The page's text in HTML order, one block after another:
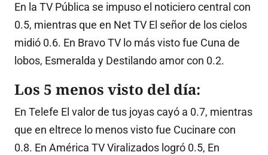
En la TV Pública se impuso el noticiero central con
0.5, mientras que en Net TV El señor de los cielos
midió 0.6. En Bravo TV lo más visto fue Cuna de
lobos, Esmeralda y Destilando amor con 0.2.
Los 5 menos visto del día:
En Telefe El valor de tus joyas cayó a 0.7, mientras
que en eltrece lo menos visto fue Cucinare con
0.8. En América TV Viralizados logró 0.5, En